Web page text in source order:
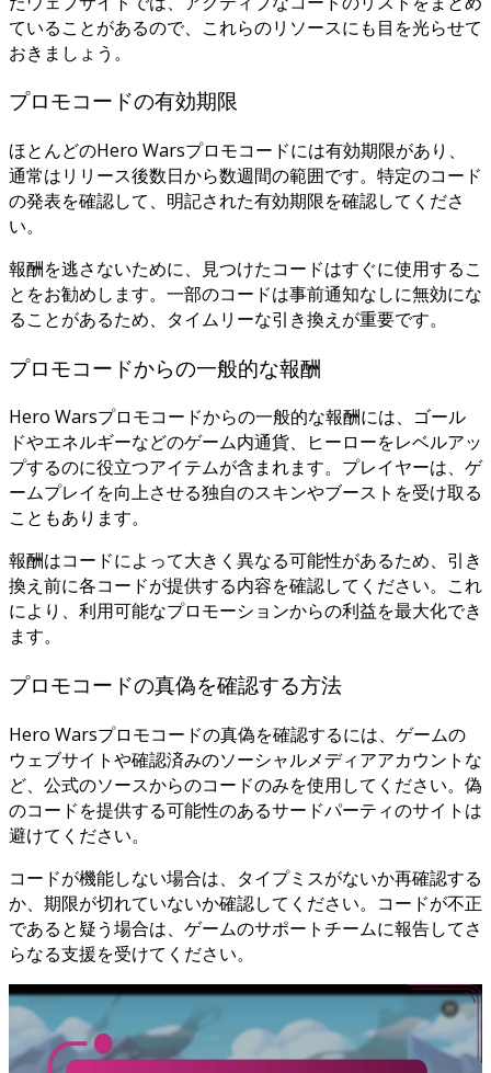
ていることがあるので、これらのリソースにも目を光らせて
おきましょう。
プロモコードの有効期限
ほとんどのHero Warsプロモコードには有効期限があり、
通常はリリース後数日から数週間の範囲です。特定のコード
の発表を確認して、明記された有効期限を確認してくださ
い。
報酬を逃さないために、見つけたコードはすぐに使用するこ
とをお勧めします。一部のコードは事前通知なしに無効にな
ることがあるため、タイムリーな引き換えが重要です。
プロモコードからの一般的な報酬
Hero Warsプロモコードからの一般的な報酬には、ゴール
ドやエネルギーなどのゲーム内通貨、ヒーローをレベルアッ
プするのに役立つアイテムが含まれます。プレイヤーは、ゲ
ームプレイを向上させる独自のスキンやブーストを受け取る
こともあります。
報酬はコードによって大きく異なる可能性があるため、引き
換え前に各コードが提供する内容を確認してください。これ
により、利用可能なプロモーションからの利益を最大化でき
ます。
プロモコードの真偽を確認する方法
Hero Warsプロモコードの真偽を確認するには、ゲームの
ウェブサイトや確認済みのソーシャルメディアアカウントな
ど、公式のソースからのコードのみを使用してください。偽
のコードを提供する可能性のあるサードパーティのサイトは
避けてください。
コードが機能しない場合は、タイプミスがないか再確認する
か、期限が切れていないか確認してください。コードが不正
であると疑う場合は、ゲームのサポートチームに報告してさ
らなる支援を受けてください。